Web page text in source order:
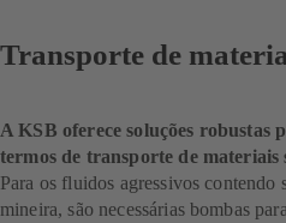
Transporte de
A KSB oferece soluções robustas
termos de transporte de materiais
Para os fluidos agressivos contendo
mineira, são necessárias bombas